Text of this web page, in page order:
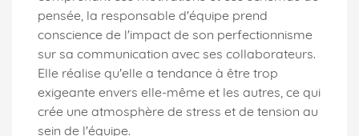
pensée, la responsable d'équipe prend
conscience de l'impact de son perfectionnisme
sur sa communication avec ses collaborateurs.
Elle réalise qu'elle a tendance à être trop
exigeante envers elle-même et les autres, ce qui
crée une atmosphère de stress et de tension au
sein de l'équipe.